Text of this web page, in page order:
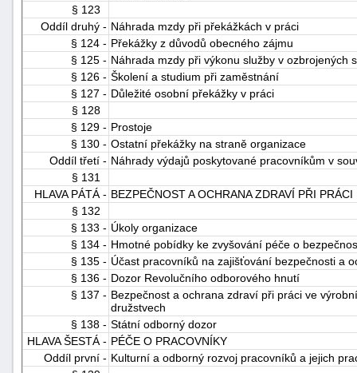
§ 123
Oddíl druhý - Náhrada mzdy při překážkách v práci
§ 124 - Překážky z důvodů obecného zájmu
§ 125 - Náhrada mzdy při výkonu služby v ozbrojených
§ 126 - Školení a studium při zaměstnání
§ 127 - Důležité osobní překážky v práci
§ 128
§ 129 - Prostoje
§ 130 - Ostatní překážky na straně organizace
Oddíl třetí - Náhrady výdajů poskytované pracovníkům v
§ 131
HLAVA PÁTÁ - BEZPEČNOST A OCHRANA ZDRAVÍ PŘI PRÁCI
§ 132
§ 133 - Úkoly organizace
§ 134 - Hmotné pobídky ke zvyšování péče o
§ 135 - Účast pracovníků na zajišťování bezpečnosti a
§ 136 - Dozor Revolučního odborového hnutí
§ 137 - Bezpečnost a ochrana zdraví při práci ve
družstvech
§ 138 - Státní odborný dozor
HLAVA ŠESTÁ - PÉČE O PRACOVNÍKY
Oddíl první - Kulturní a odborný rozvoj pracovníků a jejich